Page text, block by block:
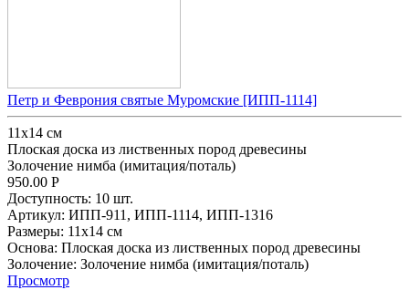
Петр и Феврония святые Муромские [ИПП-1114]
11х14 см
Плоская доска из лиственных пород древесины
Золочение нимба (имитация/поталь)
950.00 Р
Доступность: 10 шт.
Артикул: ИПП-911, ИПП-1114, ИПП-1316
Размеры: 11х14 см
Основа: Плоская доска из лиственных пород древесины
Золочение: Золочение нимба (имитация/поталь)
Просмотр